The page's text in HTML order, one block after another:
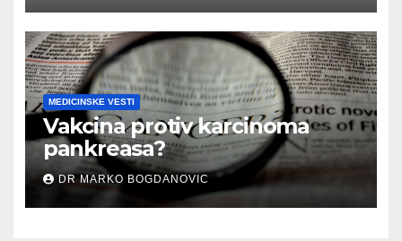
MEDICINSKE VESTI
Vakcina protiv karcinoma
pankreasa?
DR MARKO BOGDANOVIC